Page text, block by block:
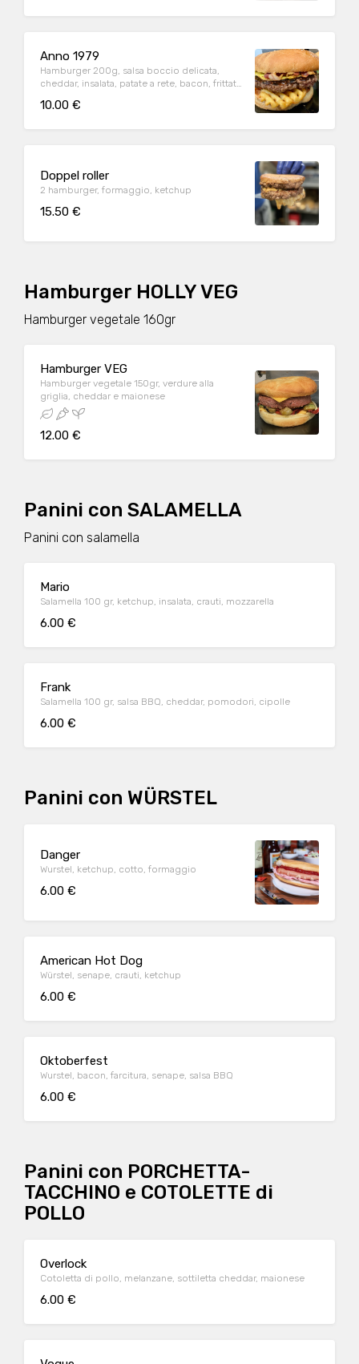
Anno 1979
Hamburger 200g, salsa boccio delicata,
cheddar, insalata, patate a rete, bacon, frittata
10.00 €
Doppel roller
2 hamburger, formaggio, ketchup
15.50 €
Hamburger HOLLY VEG
Hamburger vegetale 160gr
Hamburger VEG
Hamburger vegetale 150gr, verdure alla
griglia, cheddar e maionese
12.00 €
Panini con SALAMELLA
Panini con salamella
Mario
Salamella 100 gr, ketchup, insalata, crauti, mozzarella
6.00 €
Frank
Salamella 100 gr, salsa BBQ, cheddar, pomodori, cipolle
6.00 €
Panini con WÜRSTEL
Danger
Wurstel, ketchup, cotto, formaggio
6.00 €
American Hot Dog
Würstel, senape, crauti, ketchup
6.00 €
Oktoberfest
Wurstel, bacon, farcitura, senape, salsa BBQ
6.00 €
Panini con PORCHETTA-
TACCHINO e COTOLETTE di
POLLO
Overlock
Cotoletta di pollo, melanzane, sottiletta cheddar, maionese
6.00 €